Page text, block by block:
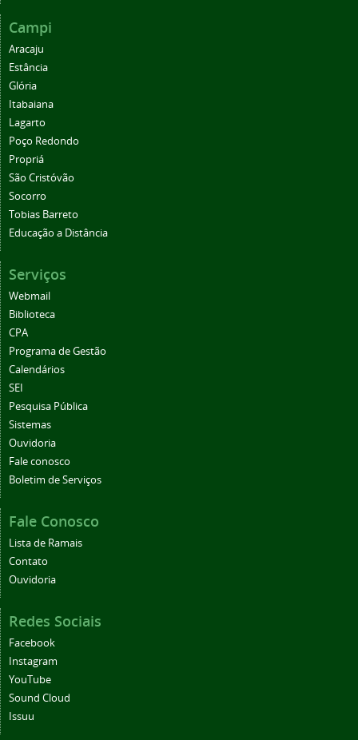
Campi
Aracaju
Estância
Glória
Itabaiana
Lagarto
Poço Redondo
Propriá
São Cristóvão
Socorro
Tobias Barreto
Educação a Distância
Serviços
Webmail
Biblioteca
CPA
Programa de Gestão
Calendários
SEI
Pesquisa Pública
Sistemas
Ouvidoria
Fale conosco
Boletim de Serviços
Fale Conosco
Lista de Ramais
Contato
Ouvidoria
Redes Sociais
Facebook
Instagram
YouTube
Sound Cloud
Issuu